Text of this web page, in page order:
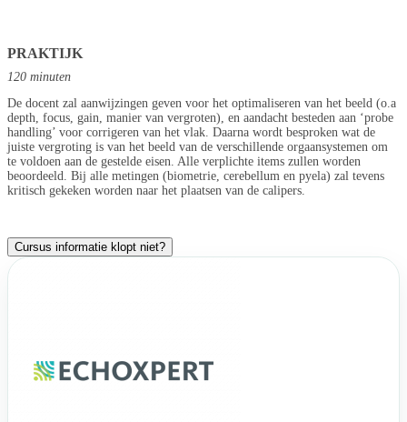
PRAKTIJK
120 minuten
De docent zal aanwijzingen geven voor het optimaliseren van het beeld (o.a
depth, focus, gain, manier van vergroten), en aandacht besteden aan ‘probe
handling’ voor corrigeren van het vlak. Daarna wordt besproken wat de
juiste vergroting is van het beeld van de verschillende orgaansystemen om
te voldoen aan de gestelde eisen. Alle verplichte items zullen worden
beoordeeld. Bij alle metingen (biometrie, cerebellum en pyela) zal tevens
kritisch gekeken worden naar het plaatsen van de calipers.
Cursus informatie klopt niet?